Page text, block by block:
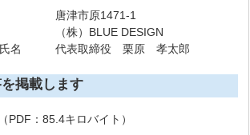
市原1471-1
（株）BLUE DESIGN
名 代表取締役 栗原 孝太郎
掲載します
（PDF：85.4キロバイト）